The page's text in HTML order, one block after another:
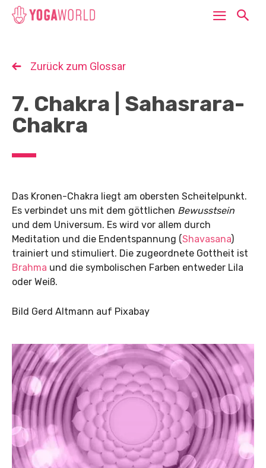
Zurück zum Glossar
7. Chakra | Sahasrara-
Chakra
Das Kronen-Chakra liegt am obersten Scheitelpunkt.
Es verbindet uns mit dem göttlichen Bewusstsein
und dem Universum. Es wird vor allem durch
Meditation und die Endentspannung (Shavasana)
trainiert und stimuliert. Die zugeordnete Gottheit ist
Brahma und die symbolischen Farben entweder Lila
oder Weiß.
Bild Gerd Altmann auf Pixabay